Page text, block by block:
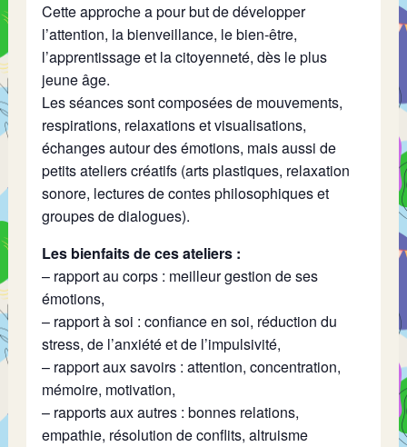
Cette approche a pour but de développer
l’attention, la bienveillance, le bien-être,
l’apprentissage et la citoyenneté, dès le plus
jeune âge.
Les séances sont composées de mouvements,
respirations, relaxations et visualisations,
échanges autour des émotions, mais aussi de
petits ateliers créatifs (arts plastiques, relaxation
sonore, lectures de contes philosophiques et
groupes de dialogues).
Les bienfaits de ces ateliers :
– rapport au corps : meilleur gestion de ses
émotions,
– rapport à soi : confiance en soi, réduction du
stress, de l’anxiété et de l’impulsivité,
– rapport aux savoirs : attention, concentration,
mémoire, motivation,
– rapports aux autres : bonnes relations,
empathie, résolution de conflits, altruisme